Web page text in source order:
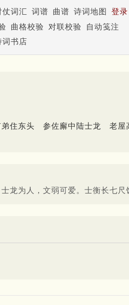
仗词汇 词谱 曲谱 诗词地图
登录
曲格校验 对联校验
自动笺注
词书店
住东头 参佐廨中陆士龙 老屋
龙为人，文弱可爱。士衡长七尺